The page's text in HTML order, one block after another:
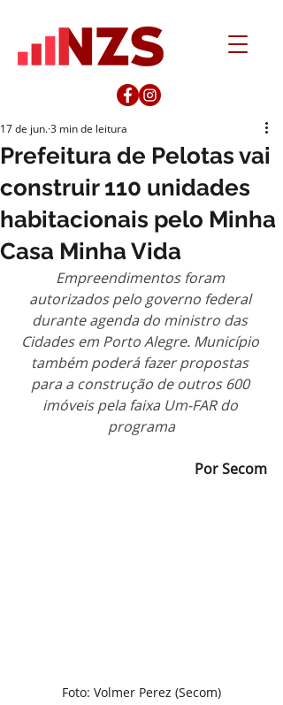
Prefeitura de Pelotas vai
construir 110 unidades
habitacionais pelo Minha
Casa Minha Vida
17 de jun.3 min de leitura
Empreendimentos foram
autorizados pelo governo federal
durante agenda do ministro das
Cidades em Porto Alegre. Município
também poderá fazer propostas
para a construção de outros 600
imóveis pela faixa Um-FAR do
programa
Por Secom
Foto: Volmer Perez (Secom)